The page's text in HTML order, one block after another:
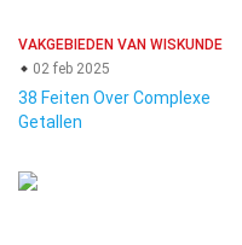
VAKGEBIEDEN VAN WISKUNDE
02 feb 2025
38 Feiten Over Complexe
Getallen